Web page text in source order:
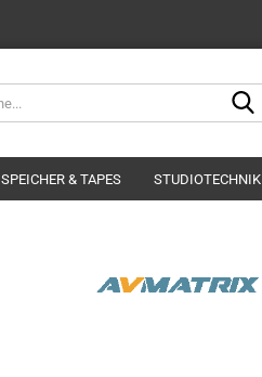
SPEICHER & TAPES STUDIOTECHNIK